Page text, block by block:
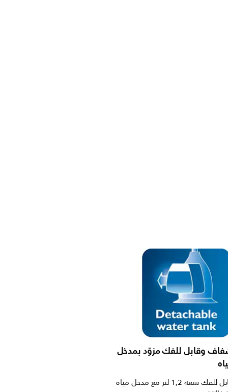
وقابل للفك مزوّد بمدخل
خزان مياه قابل للفك سعة 1,2 لتر مع مدخل مياه